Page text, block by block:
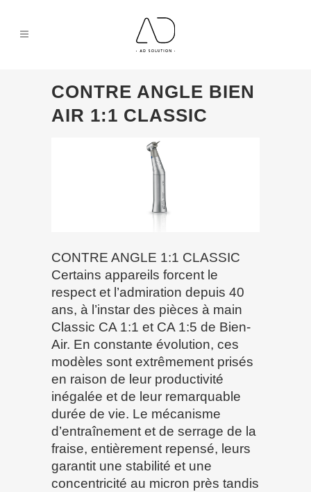
CONTRE ANGLE BIEN
AIR 1:1 CLASSIC
CONTRE ANGLE 1:1 CLASSIC
Certains appareils forcent le
respect et l’admiration depuis 40
ans, à l’instar des pièces à main
Classic CA 1:1 et CA 1:5 de Bien-
Air. En constante évolution, ces
modèles sont extrêmement prisés
en raison de leur productivité
inégalée et de leur remarquable
durée de vie. Le mécanisme
d’entraînement et de serrage de la
fraise, entièrement repensé, leurs
garantit une stabilité et une
concentricité au micron près tandis